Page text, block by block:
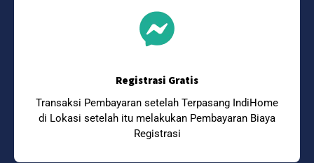
Registrasi Gratis
Transaksi Pembayaran setelah Terpasang IndiHome
di Lokasi setelah itu melakukan Pembayaran Biaya
Registrasi